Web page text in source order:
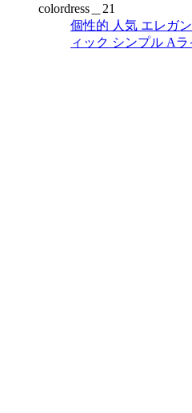
colordress＿21
個性的 人気 エレガン
ィック シンプル Aラ